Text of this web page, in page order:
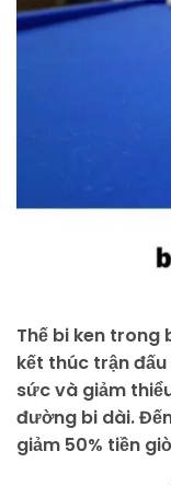
Thế bi ken trong
kết thúc trận
sức và giảm
đường bi dài.
giảm 50% tiền